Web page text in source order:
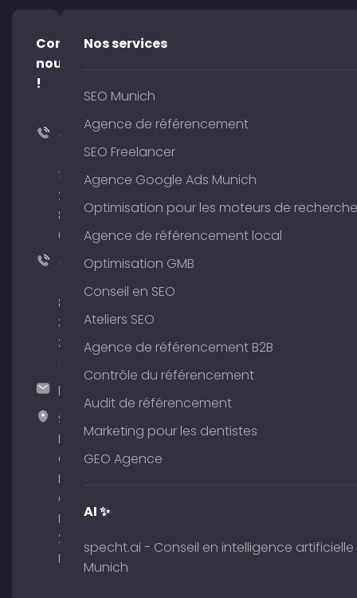
Contacte-
nous
!
+49
176
204
801
64
+49
89
380
375
hallo@timospecht.de
Specht
Marketing
GmbH –
Palais am
Obelisk
Briennerstr.
29 80333
Munich
Nos services
SEO Munich
Agence de référencement
SEO Freelancer
Agence Google Ads Munich
Optimisation pour les moteurs de recherche
Agence de référencement local
Optimisation GMB
Conseil en SEO
Ateliers SEO
Agence de référencement B2B
Contrôle du référencement
Audit de référencement
Marketing pour les dentistes
GEO Agence
AI ✨
specht.ai - Conseil en intelligence artificielle
Munich